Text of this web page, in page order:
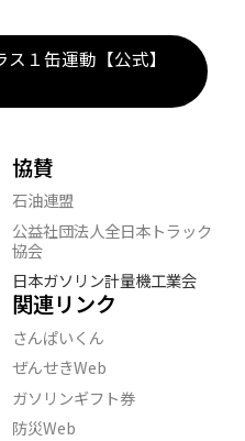
１缶運動【公式】
協賛
石油連盟
公益社団法人全日本トラック
協会
日本ガソリン計量機工業会
関連リンク
さんぱいくん
ぜんせきWeb
ガソリンギフト券
防災Web